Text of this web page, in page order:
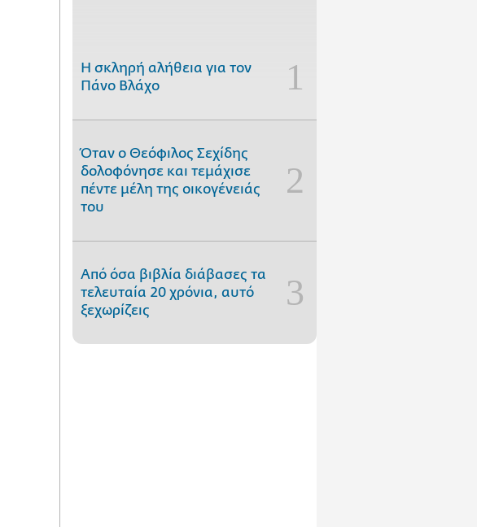
H σκληρή αλήθεια για τον
Πάνο Βλάχο
Όταν ο Θεόφιλος Σεχίδης
δολοφόνησε και τεμάχισε
πέντε μέλη της οικογένειάς
του
Από όσα βιβλία διάβασες τα
τελευταία 20 χρόνια, αυτό
ξεχωρίζεις